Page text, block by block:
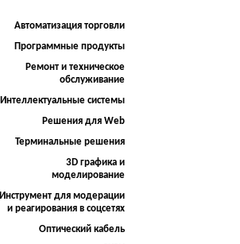
Автоматизация торговли
Программные продукты
Ремонт и техническое
обслуживание
Интеллектуальные системы
Решения для Web
Терминальные решения
3D графика и
моделирование
Инструмент для модерации
и реагирования в соцсетях
Оптический кабель